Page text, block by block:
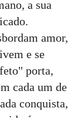
a sua
amor,
e se
porta,
cada um de
conquista,